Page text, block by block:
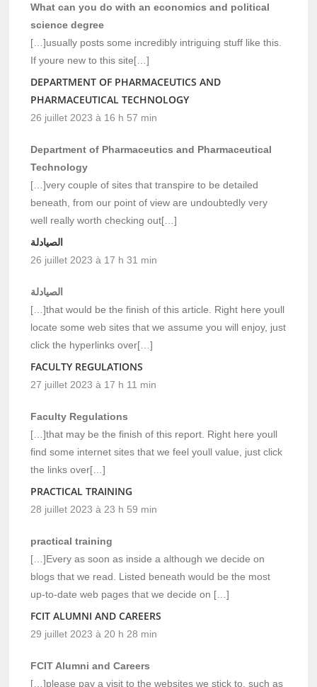
What can you do with an economics and political
science degree
[…]usually posts some incredibly intriguing stuff like this.
If youre new to this site[…]
DEPARTMENT OF PHARMACEUTICS AND
PHARMACEUTICAL TECHNOLOGY
26 juillet 2023 à 16 h 57 min
Department of Pharmaceutics and Pharmaceutical
Technology
[…]very couple of sites that transpire to be detailed
beneath, from our point of view are undoubtedly very
well really worth checking out[…]
الصيادلة
26 juillet 2023 à 17 h 31 min
الصيادلة
[…]that would be the finish of this article. Right here youll
locate some web sites that we assume you will enjoy, just
click the hyperlinks over[…]
FACULTY REGULATIONS
27 juillet 2023 à 17 h 11 min
Faculty Regulations
[…]that may be the finish of this report. Right here youll
find some internet sites that we feel youll value, just click
the links over[…]
PRACTICAL TRAINING
28 juillet 2023 à 23 h 59 min
practical training
[…]Every as soon as inside a although we decide on
blogs that we read. Listed beneath would be the most
up-to-date web pages that we decide on […]
FCIT ALUMNI AND CAREERS
29 juillet 2023 à 20 h 28 min
FCIT Alumni and Careers
[…]please pay a visit to the websites we stick to, such as